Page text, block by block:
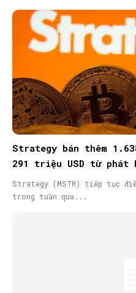
Strategy bán thêm
291 triệu USD từ phát
Strategy (MSTR) tiếp tục
trong tuần qua...